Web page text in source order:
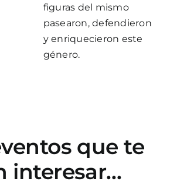
figuras del mismo
pasearon, defendieron
y enriquecieron este
género.
que te
interesar…